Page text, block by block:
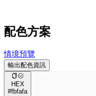
配色方案
情境預覽
輸出配色資訊
HEX
#fbfafa